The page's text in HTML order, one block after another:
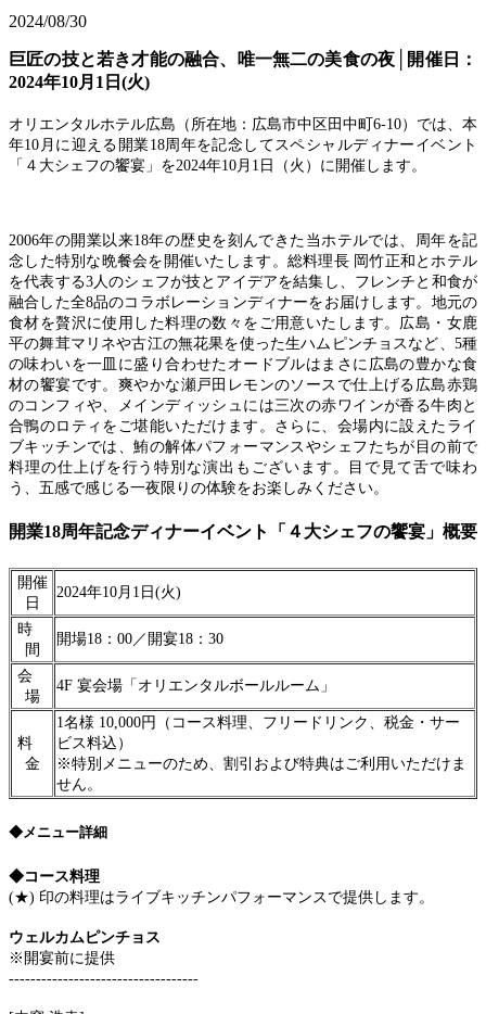
2024/08/30
巨匠の技と若き才能の融合、唯一無二の美食の夜│開催日：
2024年10月1日(火)
オリエンタルホテル広島（所在地：広島市中区田中町6-10）では、本
年10月に迎える開業18周年を記念してスペシャルディナーイベント
「４大シェフの饗宴」を2024年10月1日（火）に開催します。
2006年の開業以来18年の歴史を刻んできた当ホテルでは、周年を記
念した特別な晩餐会を開催いたします。総料理長 岡竹正和とホテル
を代表する3人のシェフが技とアイデアを結集し、フレンチと和食が
融合した全8品のコラボレーションディナーをお届けします。地元の
食材を贅沢に使用した料理の数々をご用意いたします。広島・女鹿
平の舞茸マリネや古江の無花果を使った生ハムピンチョスなど、5種
の味わいを一皿に盛り合わせたオードブルはまさに広島の豊かな食
材の饗宴です。爽やかな瀬戸田レモンのソースで仕上げる広島赤鶏
のコンフィや、メインディッシュには三次の赤ワインが香る牛肉と
合鴨のロティをご堪能いただけます。さらに、会場内に設えたライ
ブキッチンでは、鮪の解体パフォーマンスやシェフたちが目の前で
料理の仕上げを行う特別な演出もございます。目で見て舌で味わ
う、五感で感じる一夜限りの体験をお楽しみください。
開業18周年記念ディナーイベント「４大シェフの饗宴」概要
開催
日
2024年10月1日(火)
時
間
開場18：00／開宴18：30
会
場
4F 宴会場「オリエンタルボールルーム」
料
金
1名様 10,000円（コース料理、フリードリンク、税金・サー
ビス料込）
※特別メニューのため、割引および特典はご利用いただけま
せん。
◆メニュー詳細
◆コース料理
(★) 印の料理はライブキッチンパフォーマンスで提供します。
ウェルカムピンチョス
※開宴前に提供
-----------------------------------